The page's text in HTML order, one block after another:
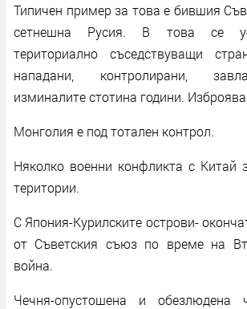
Типичен пример за това е бившия
сетнешна Русия. В това се
териториално съседствуващи
нападани, контролирани,
изминалите стотина години.
Монголия е под тотален контрол.
Няколко военни конфликта с Китай
територии.
С Япония-Курилските острови-
от Съветския съюз по време на
война.
Чечня-опустошена и обезлюдена